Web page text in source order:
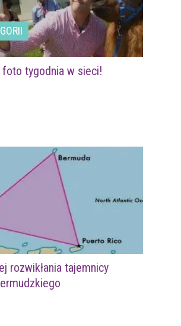
foto tygodnia w sieci!
rozwikłania tajemnicy